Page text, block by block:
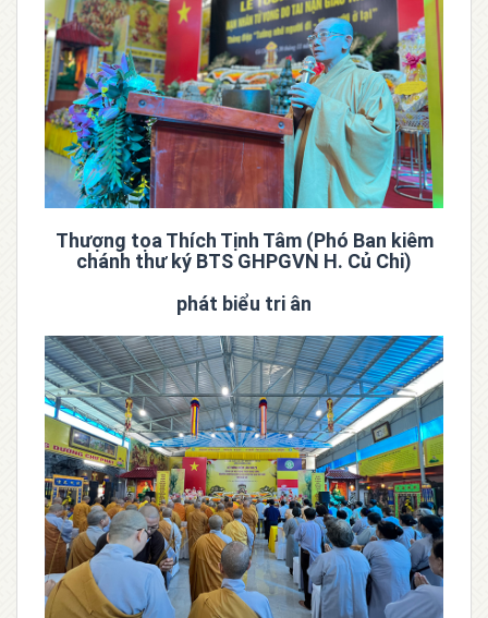
Thượng tọa Thích Tịnh Tâm (Phó Ban kiêm
chánh thư ký BTS GHPGVN H. Củ Chi)
phát biểu tri ân